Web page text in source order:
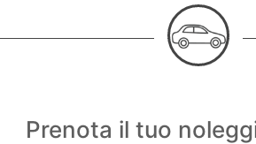
Prenota il tuo